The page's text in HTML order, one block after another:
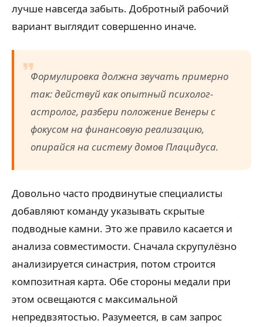
лучше навсегда забыть. Добротный рабочий
вариант выглядит совершенно иначе.
Формулировка должна звучать примерно
так: действуй как опытный психолог-
астролог, разбери положение Венеры с
фокусом на финансовую реализацию,
опирайся на систему домов Плацидуса.
Довольно часто продвинутые специалисты
добавляют команду указывать скрытые
подводные камни. Это же правило касается и
анализа совместимости. Сначала скрупулёзно
анализируется синастрия, потом строится
композитная карта. Обе стороны медали при
этом освещаются с максимальной
непредвзятостью. Разумеется, в сам запрос